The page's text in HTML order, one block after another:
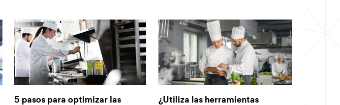
5 pasos para optimizar las
¿Utiliza las herramientas